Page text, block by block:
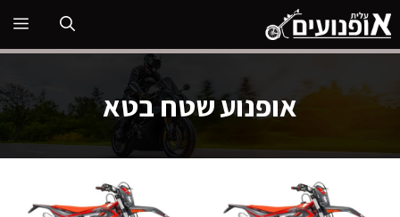
לדלג
לתוכן
אופנוע שטח בטא